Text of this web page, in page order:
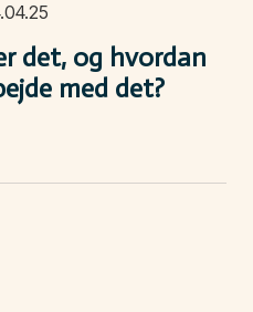
det, og hvordan
med det?